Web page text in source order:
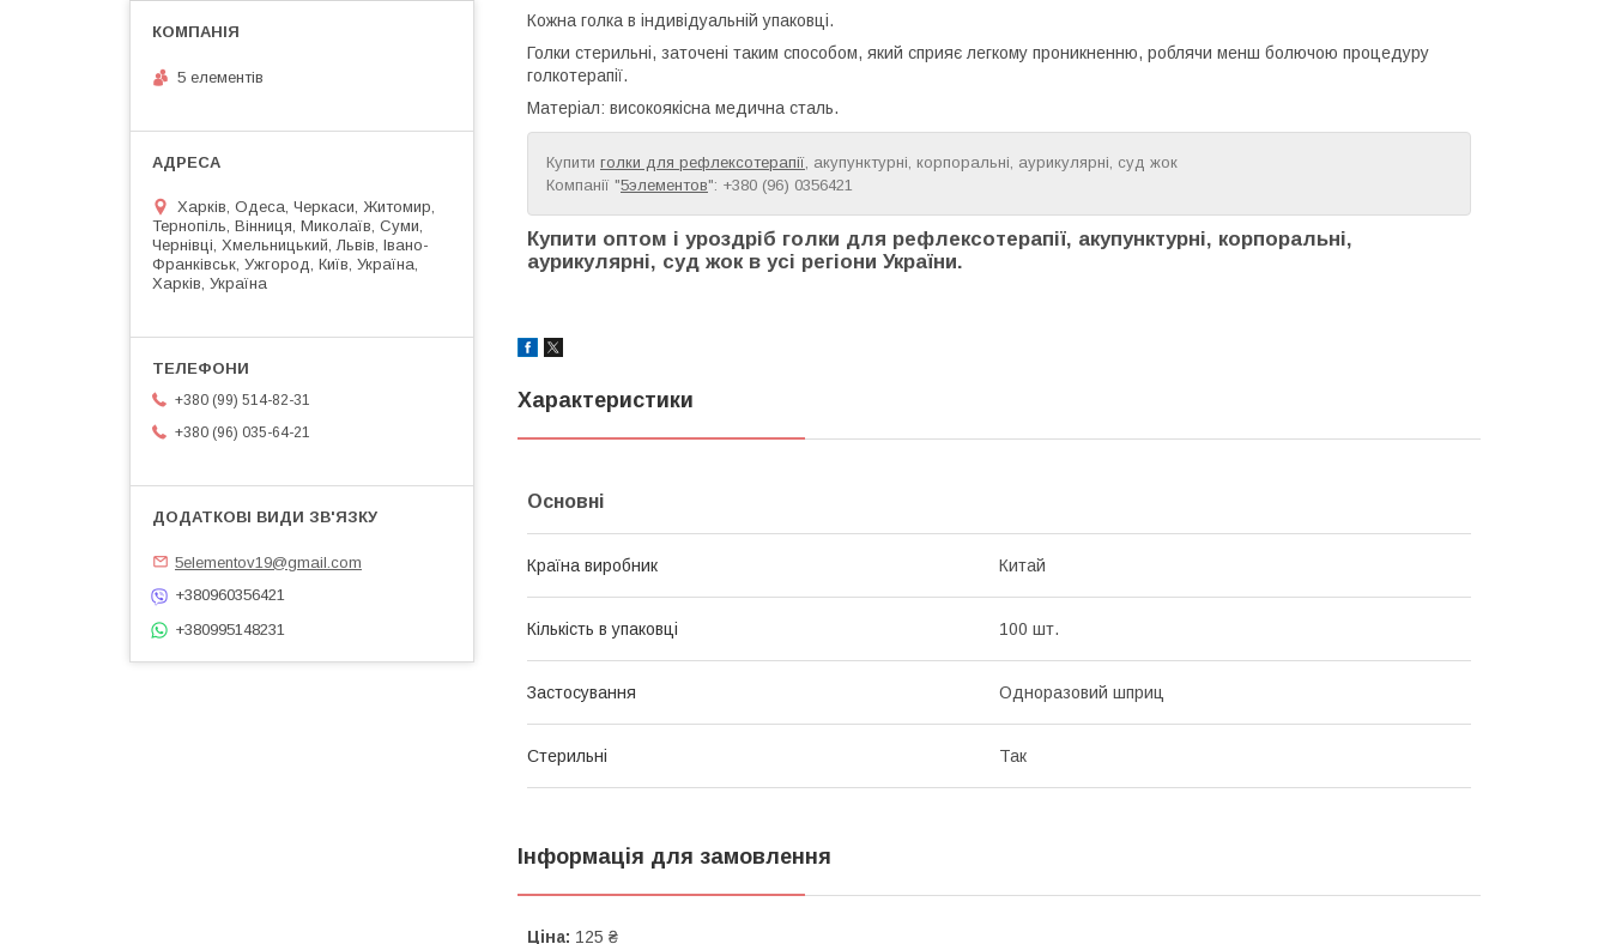
Кожна голка в індивідуальній упаковці.
Голки стерильні, заточені таким способом, який сприяє легкому проникненню, роблячи менш болючою процедуру
голкотерапії.
Матеріал: високоякісна медична сталь.
Купити голки для рефлексотерапії, акупунктурні, корпоральні, аурикулярні, суд жок
Компанії "5элементов": +380 (96) 0356421
Купити оптом і уроздріб голки для рефлексотерапії, акупунктурні, корпоральні,
аурикулярні, суд жок в усі регіони України.
Характеристики
Основні
Країна виробник Китай
Кількість в упаковці 100 шт.
Застосування Одноразовий шприц
Стерильні Так
Інформація для замовлення
Ціна: 125 ₴
5 елементів
Харків, Одеса, Черкаси, Житомир,
Тернопіль, Вінниця, Миколаїв, Суми,
Чернівці, Хмельницький, Львів, Івано-
Франківськ, Ужгород, Київ, Україна,
Харків, Україна
+380 (99) 514-82-31
+380 (96) 035-64-21
5elementov19@gmail.com
+380960356421
+380995148231